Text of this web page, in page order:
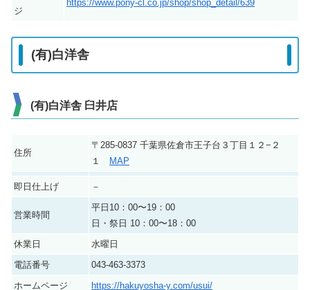
ジ
https://www.pony-cl.co.jp/shop/shop_detail/639
(有)白洋舎
(有)白洋舎 臼井店
住所
〒285-0837 千葉県佐倉市王子台３丁目１２−２
１
MAP
即日仕上げ －
営業時間
平日10：00〜19：00
日・祭日 10：00〜18：00
休業日
水曜日
電話番号
043-463-3373
ホームページ
https://hakuyosha-y.com/usui/